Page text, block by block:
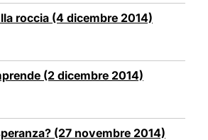
roccia (4 dicembre 2014)
(2 dicembre 2014)
(27 novembre 2014)